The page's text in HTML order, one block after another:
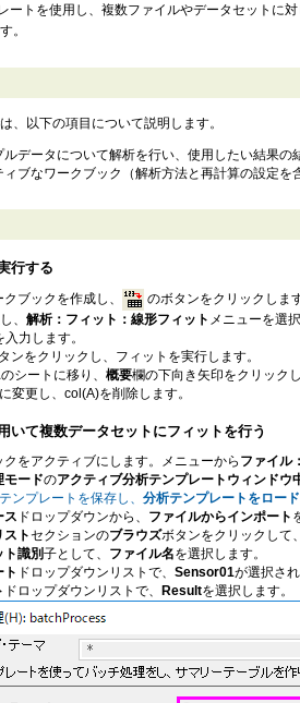
ートを使用し、複数ファイルやデータセットに
。
、以下の項目について説明します。
データについて解析を行い、使用したい結果の
ィブなワークブック（解析方法と再計算の設定を
行する
ブックを作成し、 のボタンをクリックします
、 解析：フィット：線形フィット メニューを選択
入力します。
ンをクリックし、フィットを実行します。
のシートに移り、 概要欄の下向き矢印をクリックし
変更し、col(A)を削除します。
いて複数データセットにフィットを行う
クをアクティブにします。メニューから ファイル
モードのアクティブ分析テンプレートウィンドウ
ンプレートを保存し、 分析テンプレートをロード
ス ドロップダウンから、 ファイルからインポート
ストセクションのブラウズボタンをクリックして、
ト識別子として、 ファイル名を選択します。
ト ドロップダウンリストで、 Sensor01が選択さ
ドロップダウンリストで、 Resultを選択します。